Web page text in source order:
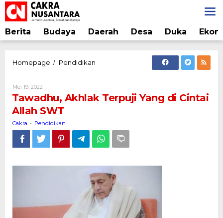
Lewati
ke
konten
Berita Budaya Daerah Desa Duka
Homepage / Pendidikan
di
SWT
Mei 19, 2022
Cakra
Tawadhu, Akhlak Terpuji Yang di Cintai
Allah SWT
Cakra - Pendidikan